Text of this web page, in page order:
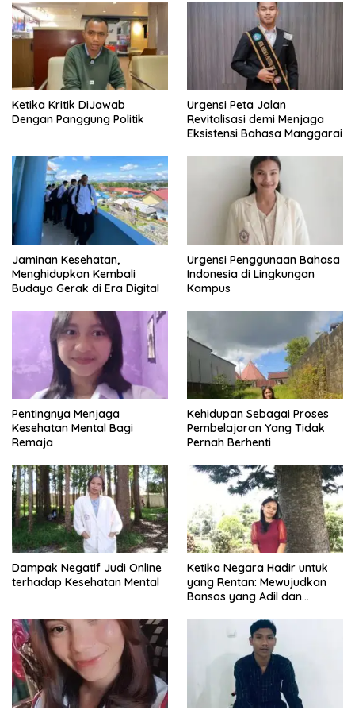
Pergub Larangan Beli BBM
Bersubsidi Bagi Penunggak
Pajak
Ketika Kritik DiJawab
Dengan Panggung Politik
Urgensi Peta Jalan
Revitalisasi demi Menjaga
Eksistensi Bahasa Manggarai
Jaminan Kesehatan,
Menghidupkan Kembali
Budaya Gerak di Era Digital
Urgensi Penggunaan Bahasa
Indonesia di Lingkungan
Kampus
Pentingnya Menjaga
Kesehatan Mental Bagi
Remaja
Kehidupan Sebagai Proses
Pembelajaran Yang Tidak
Pernah Berhenti
Dampak Negatif Judi Online
terhadap Kesehatan Mental
Ketika Negara Hadir untuk
yang Rentan: Mewujudkan
Bansos yang Adil dan